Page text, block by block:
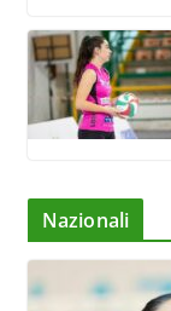
Nazionali